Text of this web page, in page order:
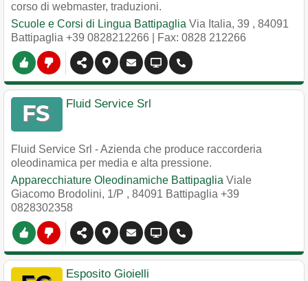
corso di webmaster, traduzioni.
Scuole e Corsi di Lingua Battipaglia Via Italia, 39 , 84091
Battipaglia +39 0828212266 | Fax: 0828 212266
Fluid Service Srl
Fluid Service Srl - Azienda che produce raccorderia
oleodinamica per media e alta pressione.
Apparecchiature Oleodinamiche Battipaglia Viale
Giacomo Brodolini, 1/P , 84091 Battipaglia +39
0828302358
Esposito Gioielli